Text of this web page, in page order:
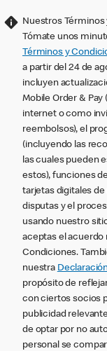
Nuestros Términos
Tómate unos
Términos y
a partir del 24 de
incluyen
Mobile Order &
internet o como
reembolsos), el
(incluyendo las
las cuales pueden
estos), funciones
tarjetas digitales de
disputas y el
usando nuestro
aceptas el acuerdo
Condiciones.
nuestra
propósito de
con ciertos socios
publicidad
de optar por no
personal se